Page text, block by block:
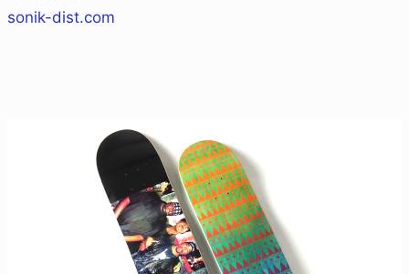
sonik-dist.com